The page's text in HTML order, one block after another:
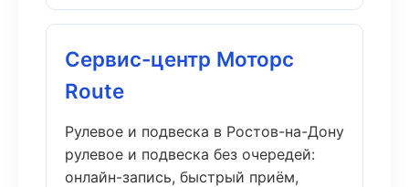
Сервис-центр Моторс
Route
Рулевое и подвеска в Ростов-на-Дону
рулевое и подвеска без очередей:
онлайн-запись, быстрый приём,